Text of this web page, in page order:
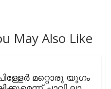
May Also Like
മറ്റൊരു യുഗം